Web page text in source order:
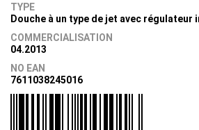
TYPE
Douche à un type de jet avec régulateur
COMMERCIALISATION
04.2013
NO EAN
7611038245016